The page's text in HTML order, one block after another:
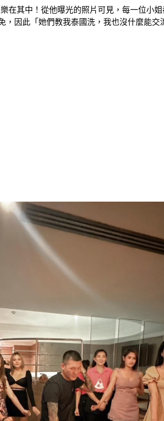
在其中！從他曝光的照片可見，每一位小
，因此「她們教我泰國洗，我也沒什麼能交